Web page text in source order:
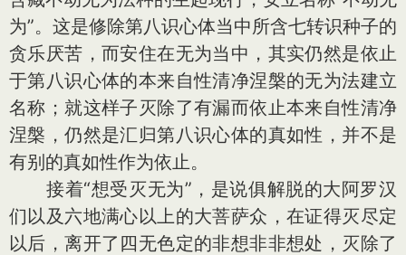
为”。这是修除第八识心体当中所含七转识种子的
贪乐厌苦，而安住在无为当中，其实仍然是依止
于第八识心体的本来自性清净涅槃的无为法建立
名称；就这样子灭除了有漏而依止本来自性清净
涅槃，仍然是汇归第八识心体的真如性，并不是
有别的真如性作为依止。
接着“想受灭无为”，是说俱解脱的大阿罗汉
们以及六地满心以上的大菩萨众，在证得灭尽定
以后，离开了四无色定的非想非非想处，灭除了